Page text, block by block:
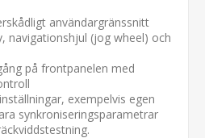
användargränssnitt
navigationshjul (jog wheel) och
på frontpanelen med
exempelvis egen
synkroniseringsparametrar